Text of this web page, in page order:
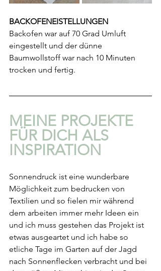
BACKOFENEISTELLUNGEN
Backofen war auf 70 Grad Umluft
eingestellt und der dünne
Baumwollstoff war nach 10 Minuten
trocken und fertig.
MEINE PROJEKTE
FÜR DICH ALS
INSPIRATION
Sonnendruck ist eine wunderbare
Möglichkeit zum bedrucken von
Textilien und so fielen mir während
dem arbeiten immer mehr Ideen ein
und ich muss gestehen das Projekt ist
etwas ausgeartet und ich habe so
etliche Tage im Garten auf der Jagd
nach Sonnenflecken verbracht und bei